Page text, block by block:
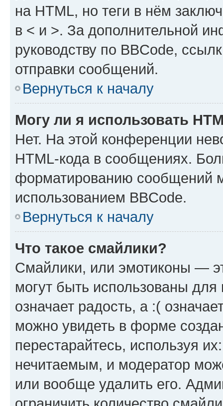
на HTML, но теги в нём
в < и >. За дополнительной
руководству по BBCode,
отправки сообщений.
Вернуться к началу
Могу ли я использовать
Нет. На этой конференции
HTML-кода в сообщениях.
форматированию сообщений
использованием BBCode.
Вернуться к началу
Что такое смайлики?
Смайлики, или эмотиконы —
могут быть использованы
означает радость, а :(
можно увидеть в форме
перестарайтесь, используя
нечитаемым, и модератор
или вообще удалить его.